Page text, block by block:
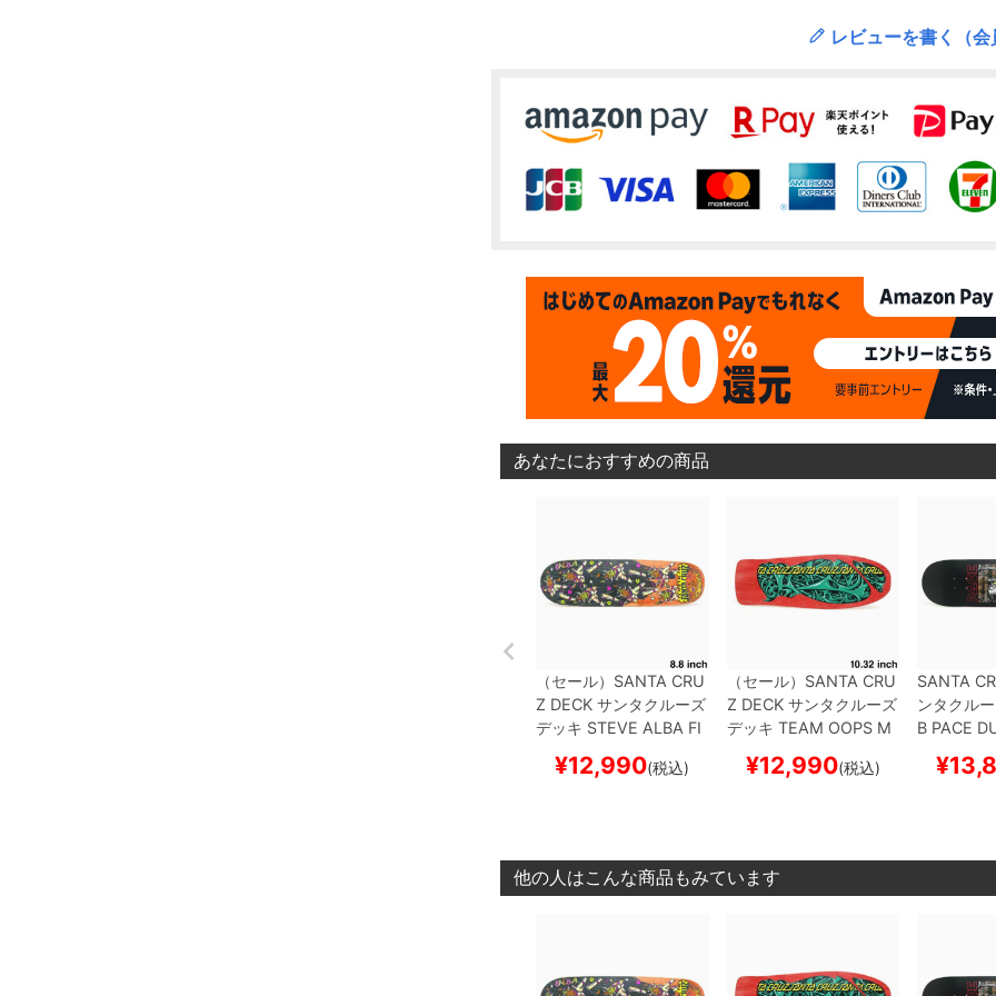
レビューを書く（
あなたにおすすめの商品
（セール） SANTA CRU
Z DECK サンタクルーズ
デッキ STEVE ALBA FI
ケートボード スケボー
¥12,990(税込)
（セール） SANTA CRU
Z DECKサンタクルーズ
デッキ TEAM OOPS M
スケートボード スケボ
¥12,990(税込)
SANTA
ンタクル
B PACE
¥
他の人はこんな商品もみています